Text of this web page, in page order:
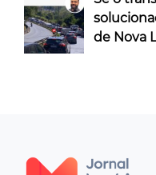
de Nova